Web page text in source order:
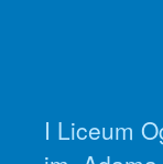
I Liceum